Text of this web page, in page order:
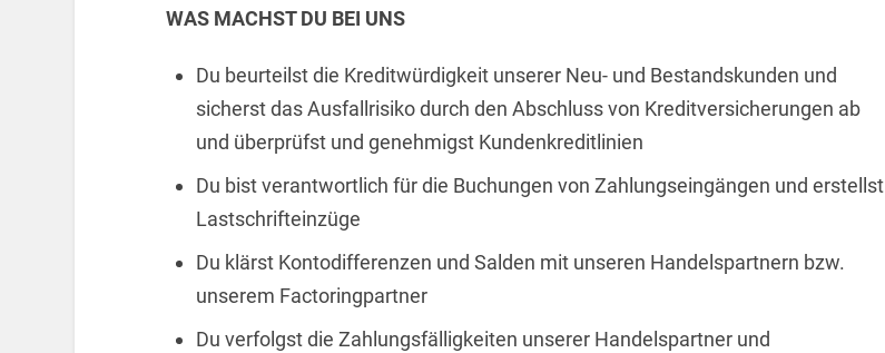
WAS MACHST DU BEI UNS
Du beurteilst die Kreditwürdigkeit unserer Neu- und Bestandskunden und
sicherst das Ausfallrisiko durch den Abschluss von Kreditversicherungen ab
und überprüfst und genehmigst Kundenkreditlinien
Du bist verantwortlich für die Buchungen von Zahlungseingängen und erstellst
Lastschrifteinzüge
Du klärst Kontodifferenzen und Salden mit unseren Handelspartnern bzw.
unserem Factoringpartner
Du verfolgst die Zahlungsfälligkeiten unserer Handelspartner und